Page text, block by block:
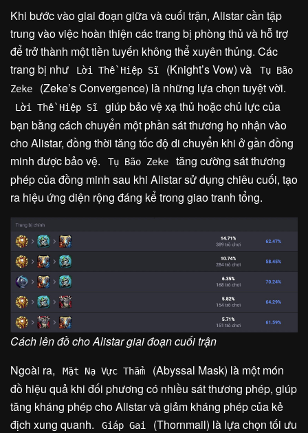
Khi bước vào giai đoạn giữa và cuối trận, Alistar cần tập
trung vào việc hoàn thiện các trang bị phòng thủ và hỗ trợ
để trở thành một tiền tuyến không thể xuyên thủng. Các
trang bị như
Lời Thề Hiệp Sĩ (Knight’s Vow) và
Tụ Bão
Zeke
(Zeke’s Convergence) là những lựa chọn tuyệt vời.
Lời Thề Hiệp Sĩ
giúp bảo vệ xạ thủ hoặc chủ lực của
bạn bằng cách chuyển một phần sát thương họ nhận vào
cho Alistar, đồng thời tăng tốc độ di chuyển khi ở gần đồng
minh được bảo vệ.
Tụ Bão Zeke
tăng cường sát thương
phép của đồng minh sau khi Alistar sử dụng chiêu cuối, tạo
ra hiệu ứng diện rộng đáng kể trong giao tranh tổng.
Cách lên đồ cho Alistar giai đoạn cuối trận
Ngoài ra,
Mặt Nạ Vực Thẳm
(Abyssal Mask) là một món
đồ hiệu quả khi đối phương có nhiều sát thương phép, giúp
tăng kháng phép cho Alistar và giảm kháng phép của kẻ
địch xung quanh.
Giáp Gai
(Thornmail) là lựa chọn tối ưu